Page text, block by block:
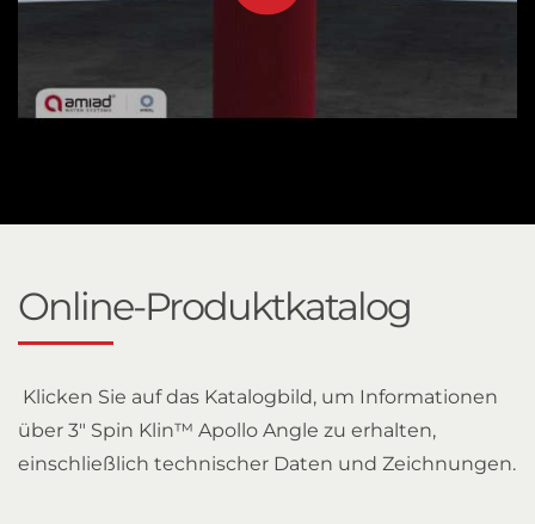
Online-Produktkatalog
Klicken Sie auf das Katalogbild, um Informationen
über 3" Spin Klin™ Apollo Angle zu erhalten,
einschließlich technischer Daten und Zeichnungen.